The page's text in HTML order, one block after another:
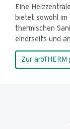
Eine
bietet sowohl
thermischen
einerseits und
Zur aroTHERM